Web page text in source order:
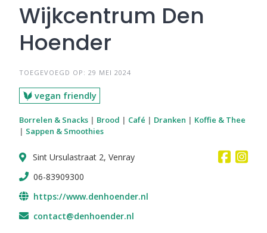
Wijkcentrum Den
Hoender
TOEGEVOEGD OP: 29 MEI 2024
vegan friendly
Borrelen & Snacks | Brood | Café | Dranken | Koffie & Thee
| Sappen & Smoothies
Sint Ursulastraat 2, Venray
06-83909300
https://www.denhoender.nl
contact@denhoender.nl